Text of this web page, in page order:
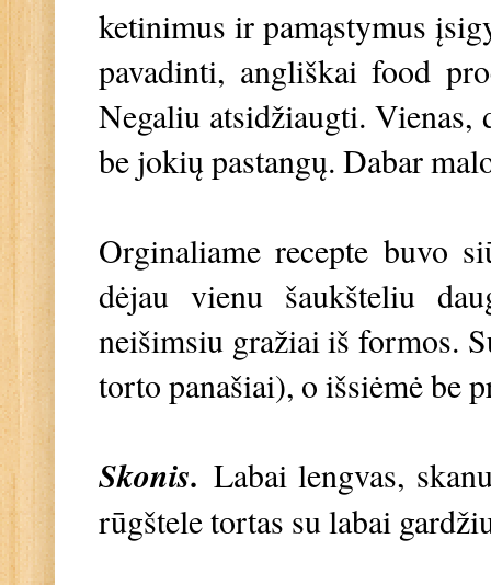
ketinimus ir pamąstymus
pavadinti, angliškai food
Negaliu atsidžiaugti.
be jokių pastangų. Dabar
Orginaliame recepte buvo
dėjau vienu šaukšteliu
neišimsiu gražiai iš formos.
torto panašiai), o išsiėmė be
Skonis. Labai lengvas,
rūgštele tortas su labai